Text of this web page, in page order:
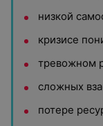
низкой
кризисе
тревожном
сложных
потере